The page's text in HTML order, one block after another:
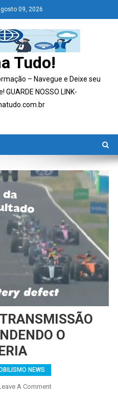
09, 2026
Tudo!
– Navegue e Deixe seu
NOSSO LINK-
O
NEWS
A CommentOn